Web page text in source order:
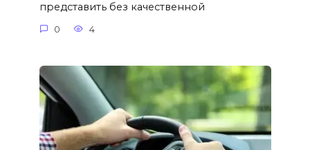
представить без качественной
0 4